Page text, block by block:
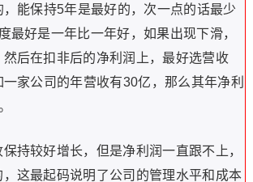
能保持5年是最好的，次一点的话最少
最好是一年比一年好，如果出现下滑，
后在扣非后的净利润上，最好选营收
家公司的年营收有30亿，那么其年净利
持较好增长，但是净利润一直跟不上，
这最起码说明了公司的管理水平和成本